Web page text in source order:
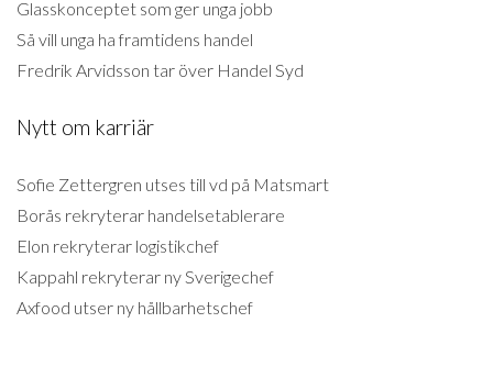
Glasskonceptet som ger unga jobb
Så vill unga ha framtidens handel
Fredrik Arvidsson tar över Handel Syd
Nytt om karriär
Sofie Zettergren utses till vd på Matsmart
Borås rekryterar handelsetablerare
Elon rekryterar logistikchef
Kappahl rekryterar ny Sverigechef
Axfood utser ny hållbarhetschef